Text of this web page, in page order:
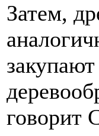
Затем,
говорит